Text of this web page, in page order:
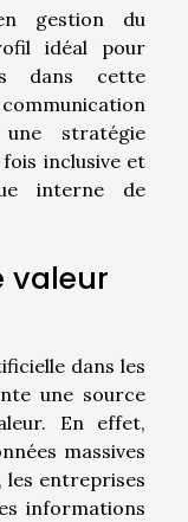
gestion du
idéal pour
dans cette
stratégie
inclusive et
interne de
valeur
dans les
une source
En effet,
massives
les entreprises
informations